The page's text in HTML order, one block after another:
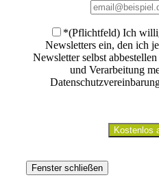
*(Pflichtfeld) Ich
Newsletters ein, den ich
Newsletter selbst
und Verarbeitung
Fenster schließen